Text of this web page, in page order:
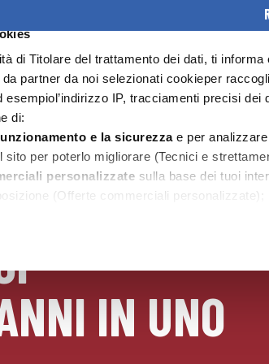
di Titolare del trattamento dei dati, ti
partner da noi selezionati cookieper
IP, tracciamenti precisi dei
di:
e la sicurezzae per
sito per poterlo migliorare (Tecnici e
personalizzate sulla base dei tuoi
(Offerte commerciali personalizzate);
dei contenuti).
e revocare ilconsenso
attraverso questo banner.
Visualizza
IN UNO
HEADER
CONTATTI